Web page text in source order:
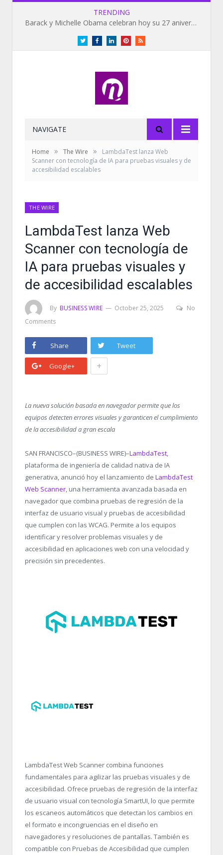
TRENDING
Barack y Michelle Obama celebran hoy su 27 aniversario de bodas
TwitterFacebookLinkedInPinterestRSS
NAVIGATE
Home » The Wire »
LambdaTest lanza Web
Scanner con tecnología de IA para pruebas visuales y de
accesibilidad escalables
THE WIRE
LambdaTest lanza Web
Scanner con tecnología de
IA para pruebas visuales y
de accesibilidad escalables
By BUSINESS WIRE October 25, 2025
No
Comments
Share Tweet
Google+ +
La nueva solución basada en navegador permite que los
equipos detecten errores visuales y garanticen el cumplimiento
de la accesibilidad a gran escala
SAN FRANCISCO–(BUSINESS WIRE)–LambdaTest,
plataforma de ingeniería de calidad nativa de IA
generativa, anunció hoy el lanzamiento de LambdaTest
Web Scanner, una herramienta avanzada basada en
navegador que combina pruebas de regresión de la
interfaz de usuario visual y pruebas de accesibilidad
que cumplen con las WCAG. Permite a los equipos
identificar y resolver problemas visuales y de
accesibilidad en aplicaciones web con una velocidad y
precisión sin precedentes.
LambdaTest Web Scanner combina funciones
fundamentales para agilizar las pruebas visuales y de
accesibilidad. Ofrece pruebas de regresión de la interfaz
de usuario visual con tecnología SmartUI, lo que permite
los escaneos automáticos que detectan los cambios en
el formato e incongruencias en el diseño en
navegadores y resoluciones de pantallas. También es
compatible con Pruebas de Accesibilidad que cumplen